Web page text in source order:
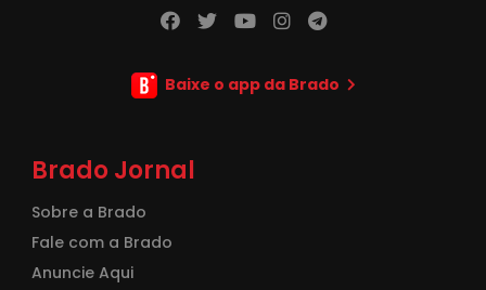
Baixe o app da Brado
Brado Jornal
Sobre a Brado
Fale com a Brado
Anuncie Aqui